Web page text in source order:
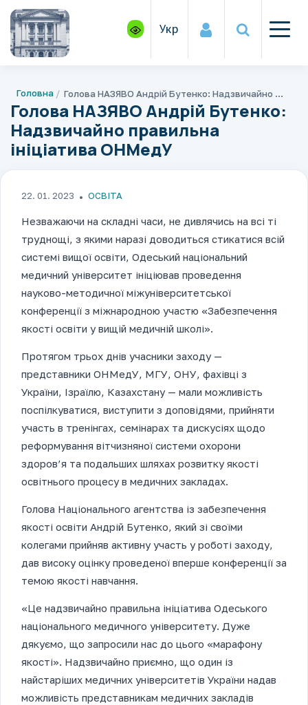
Укр
Головна Голова НАЗЯВО Андрій Бутенко: Надзвичайно правильна ініціатива ОНМедУ
Голова НАЗЯВО Андрій Бутенко:
Надзвичайно правильна
ініціатива ОНМедУ
22. 01. 2023 ОСВІТА
Незважаючи на складні часи, не дивлячись на всі ті
труднощі, з якими наразі доводиться стикатися всій
системі вищої освіти, Одеський національний
медичний університет ініціював проведення
науково-методичної міжуніверситетської
конференції з міжнародною участю «Забезпечення
якості освіти у вищій медичній школі».
Протягом трьох днів учасники заходу —
представники ОНМедУ, МГУ, ОНУ, фахівці з
України, Ізраїлю, Казахстану — мали можливість
поспілкуватися, виступити з доповідями, прийняти
участь в тренінгах, семінарах та дискусіях щодо
реформування вітчизняної системи охорони
здоров’я та подальших шляхах розвитку якості
освітнього процесу в медичних закладах.
Голова Національного агентства із забезпечення
якості освіти Андрій Бутенко, який зі своїми
колегами прийняв активну участь у роботі заходу,
дав високу оцінку проведеної вперше конференції за
темою якості навчання.
«Це надзвичайно правильна ініціатива Одеського
національного медичного університету. Дуже
дякуємо, що запросили нас до цього «марафону
якості». Надзвичайно приємно, що один із
найстаріших медичних університетів України надав
можливість представникам медичних закладів